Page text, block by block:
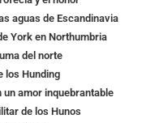
aguas de Escandinavia
York en Northumbria
del norte
los Hunding
amor inquebrantable
de los Hunos